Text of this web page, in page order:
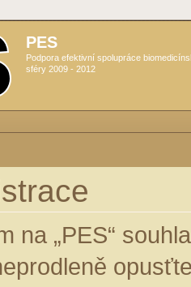
PES
Podpora efektivní spolupráce
sféry 2009 - 2012
na „PES“